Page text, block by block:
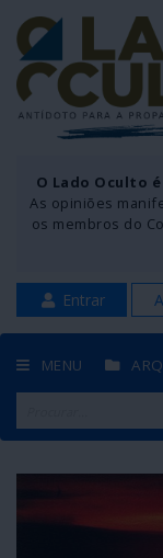
O Lado Oculto
As opiniões
os membros do
Entrar
MENU